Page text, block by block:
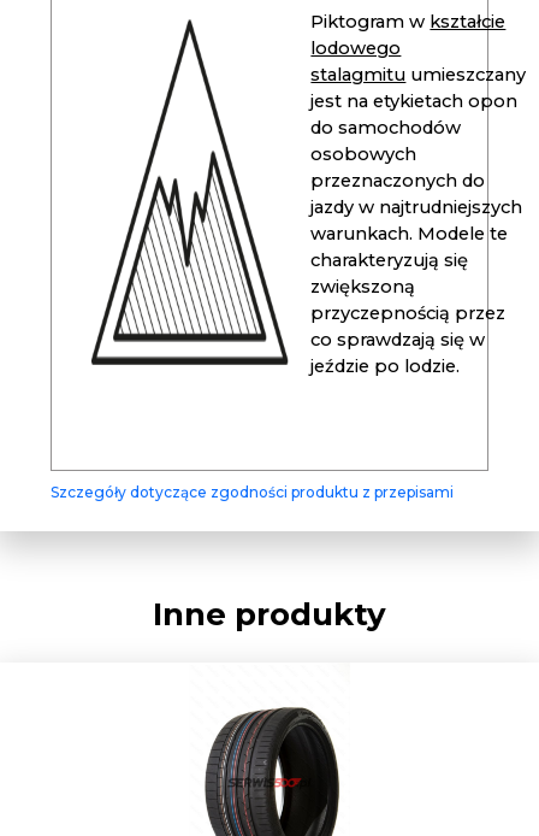
Piktogram w kształcie
lodowego
stalagmitu umieszczany
jest na etykietach opon
do samochodów
osobowych
przeznaczonych do
jazdy w najtrudniejszych
warunkach. Modele te
charakteryzują się
zwiększoną
przyczepnością przez
co sprawdzają się w
jeździe po lodzie.
Szczegóły dotyczące zgodności produktu z przepisami
Inne produkty